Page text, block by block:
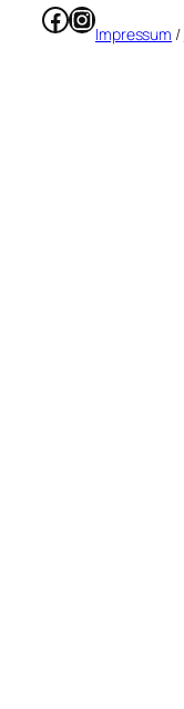
Facebook
Instagram
Impressum /